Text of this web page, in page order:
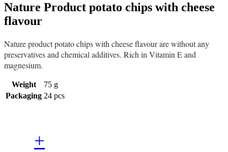
Nature Product potato chips with cheese
flavour
Nature product potato chips with cheese flavour are without any
preservatives and chemical additives. Rich in Vitamin E and
magnesium.
Weight
75 g
Packaging 24 pcs
+